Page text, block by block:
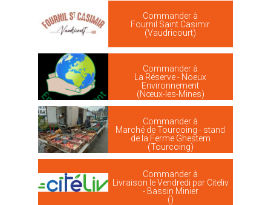
Commander à
Fournil Saint Casimir
(Vaudricourt)
Commander à
La Réserve - Noeux
Environnement
(Nœux-les-Mines)
Commander à
Marché de Tourcoing - stand
de la Ferme Ghestem
(Tourcoing)
Commander à
Livraison le Vendredi par Citeliv
- Bassin Minier
()